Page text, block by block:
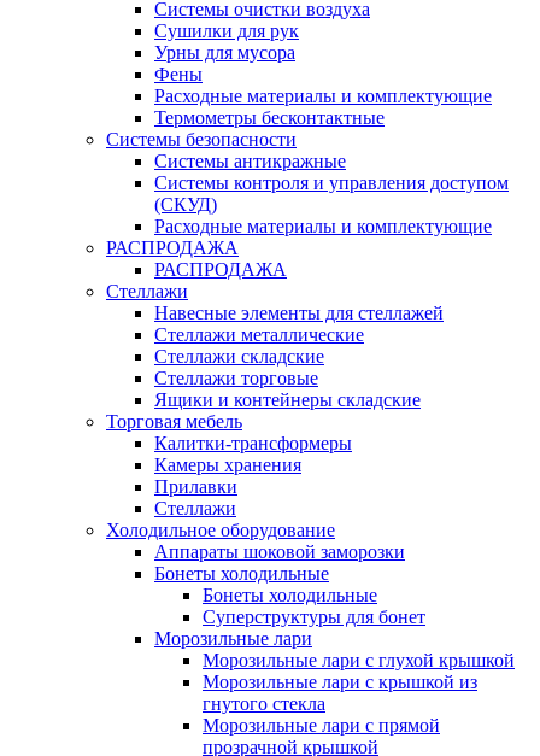
Системы очистки воздуха
Сушилки для рук
Урны для мусора
Фены
Расходные материалы и комплектующие
Термометры бесконтактные
Системы безопасности
Системы антикражные
Системы контроля и управления доступом
(СКУД)
Расходные материалы и комплектующие
РАСПРОДАЖА
РАСПРОДАЖА
Стеллажи
Навесные элементы для стеллажей
Стеллажи металлические
Стеллажи складские
Стеллажи торговые
Ящики и контейнеры складские
Торговая мебель
Калитки-трансформеры
Камеры хранения
Прилавки
Стеллажи
Холодильное оборудование
Аппараты шоковой заморозки
Бонеты холодильные
Бонеты холодильные
Суперструктуры для бонет
Морозильные лари
Морозильные лари с глухой крышкой
Морозильные лари с крышкой из
гнутого стекла
Морозильные лари с прямой
прозрачной крышкой